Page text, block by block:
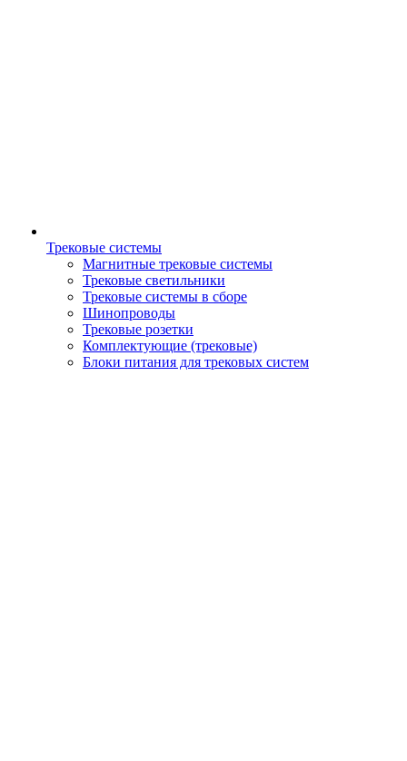
Трековые системы
Магнитные трековые системы
Трековые светильники
Трековые системы в сборе
Шинопроводы
Трековые розетки
Комплектующие (трековые)
Блоки питания для трековых систем